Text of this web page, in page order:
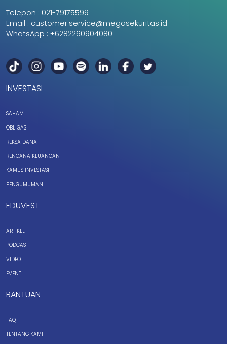
Telepon : 021-79175599
Email : customer.service@megasekuritas.id
WhatsApp : +6282260904080
INVESTASI
SAHAM
OBLIGASI
REKSA DANA
RENCANA KEUANGAN
KAMUS INVESTASI
PENGUMUMAN
EDUVEST
ARTIKEL
PODCAST
VIDEO
EVENT
BANTUAN
FAQ
TENTANG KAMI